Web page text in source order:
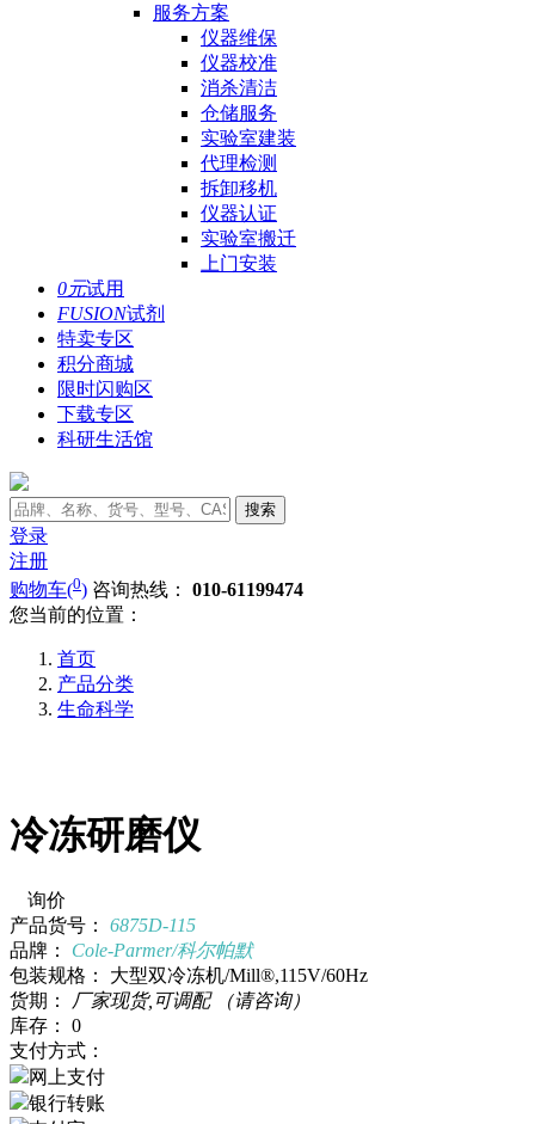
服务方案
仪器维保
仪器校准
消杀清洁
仓储服务
实验室建装
代理检测
拆卸移机
仪器认证
实验室搬迁
上门安装
0元试用
FUSION试剂
特卖专区
积分商城
限时闪购区
下载专区
科研生活馆
搜索
登录
注册
购物车(0) 咨询热线： 010-61199474
您当前的位置：
首页
产品分类
生命科学
冷冻研磨仪
询价
产品货号：
6875D-115
品牌：
Cole-Parmer/科尔帕默
包装规格：
大型双冷冻机/Mill®,115V/60Hz
货期：
厂家现货,可调配
（请咨询）
库存：
0
支付方式：
网上支付
银行转账